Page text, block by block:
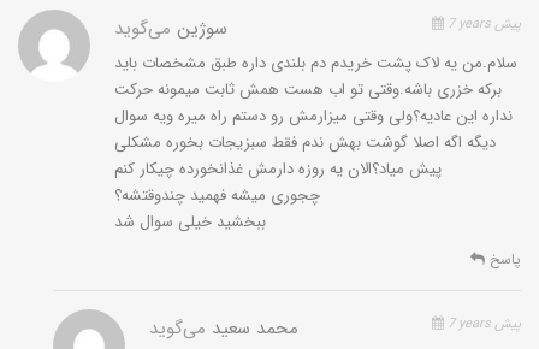
سوژین می‌گوید 7 years پیش
سلام.من یه لاک پشت خریدم دم بلندی داره طبق مشخصات باید
برکه خزری باشه.وقتی تو اب هست همش ثابت میمونه حرکت
نداره این عادیه؟ولی وقتی میزارمش رو دستم راه میره ویه سوال
دیگه اگه اصلا گوشت بهش ندم فقط سبزیجات بخوره مشکلی
پیش میاد؟الان یه روزه دارمش غذانخورده چیکار کنم
چجوری میشه فهمید چندوقتشه؟
ببخشید خیلی سوال شد
پاسخ
محمد سعید می‌گوید 7 years پیش